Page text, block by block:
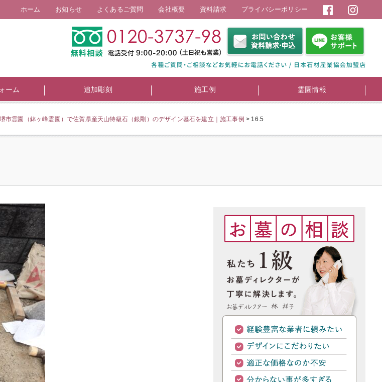
ホーム お知らせ よくあるご質問 会社概要 資料請求 プライバシーポリシー
ーム 追加彫刻 施工例 霊園情報
堺市霊園（鉢ヶ峰霊園）で佐賀県産天山特級石（銀剛）のデザイン墓石を建立｜施工事例 > 16.5